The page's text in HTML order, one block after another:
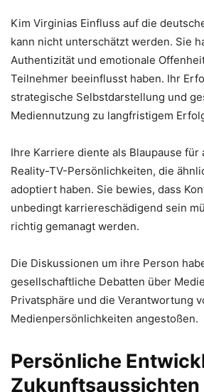
Kim Virginias Einfluss auf die
kann nicht unterschätzt werden. Sie
Authentizität und emotionale
Teilnehmer beeinflusst haben. Ihr
strategische Selbstdarstellung und
Mediennutzung zu langfristigem
Ihre Karriere diente als Blaupause für
Reality-TV-Persönlichkeiten, die
adoptiert haben. Sie bewies, dass
unbedingt karriereschädigend sein
richtig gemanagt werden.
Die Diskussionen um ihre Person
gesellschaftliche Debatten über
Privatsphäre und die Verantwortung
Medienpersönlichkeiten angestoßen.
Persönliche
Zukunftsaussichten